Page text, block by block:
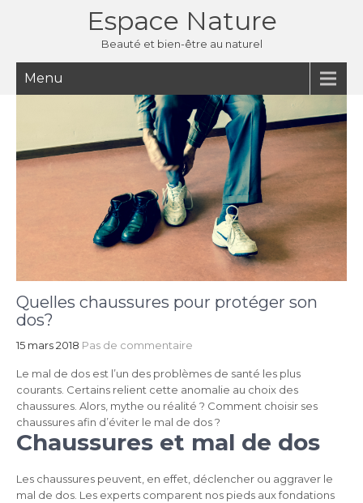
Espace Nature
Beauté et bien-être au naturel
Menu
Quelles chaussures pour protéger son
dos?
15 mars 2018 Pas de commentaire
Le mal de dos est l’un des problèmes de santé les plus
courants. Certains relient cette anomalie au choix des
chaussures. Alors, mythe ou réalité ? Comment choisir ses
chaussures afin d’éviter le mal de dos ?
Chaussures et mal de dos
Les chaussures peuvent, en effet, déclencher ou aggraver le
mal de dos. Les experts comparent nos pieds aux fondations